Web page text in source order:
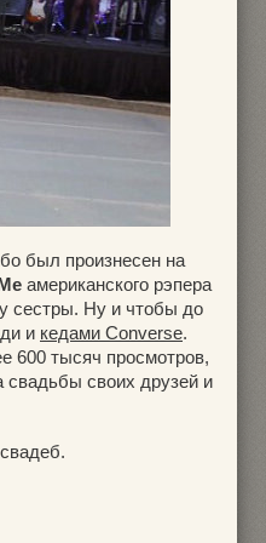
был произнесен на
американского рэпера
сестры. Ну и чтобы до
и кедами Converse.
600 тысяч просмотров,
свадьбы своих друзей и